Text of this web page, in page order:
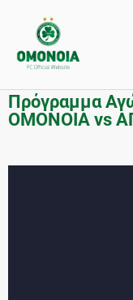
Πρόγραμμα
OMONOIA vs